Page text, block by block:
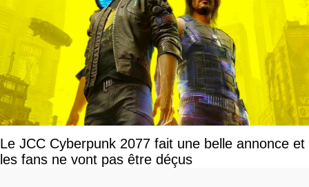
Le JCC Cyberpunk 2077 fait une belle annonce et
les fans ne vont pas être déçus